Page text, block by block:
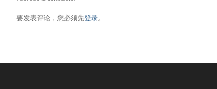
要发表评论，您必须先登录。